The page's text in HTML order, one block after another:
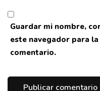
Guardar mi nombre,
este navegador para
comentario.